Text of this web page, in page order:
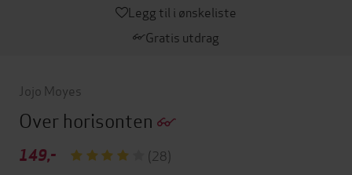
Legg til i ønskeliste
Gratis utdrag
Jojo Moyes
Over horisonten
149,- (28)